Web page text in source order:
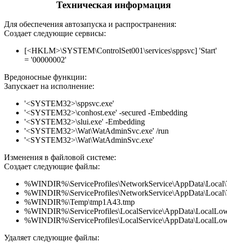
Техническая информация
Для обеспечения автозапуска и распространения:
Создает следующие сервисы:
[<HKLM>\SYSTEM\ControlSet001\services\sppsvc] 'Start'
= '00000002'
Вредоносные функции:
Запускает на исполнение:
'<SYSTEM32>\sppsvc.exe'
'<SYSTEM32>\conhost.exe' -secured -Embedding
'<SYSTEM32>\slui.exe' -Embedding
'<SYSTEM32>\Wat\WatAdminSvc.exe' /run
'<SYSTEM32>\Wat\WatAdminSvc.exe'
Изменения в файловой системе:
Создает следующие файлы:
%WINDIR%\Temp\tmp1A43.tmp
Удаляет следующие файлы: